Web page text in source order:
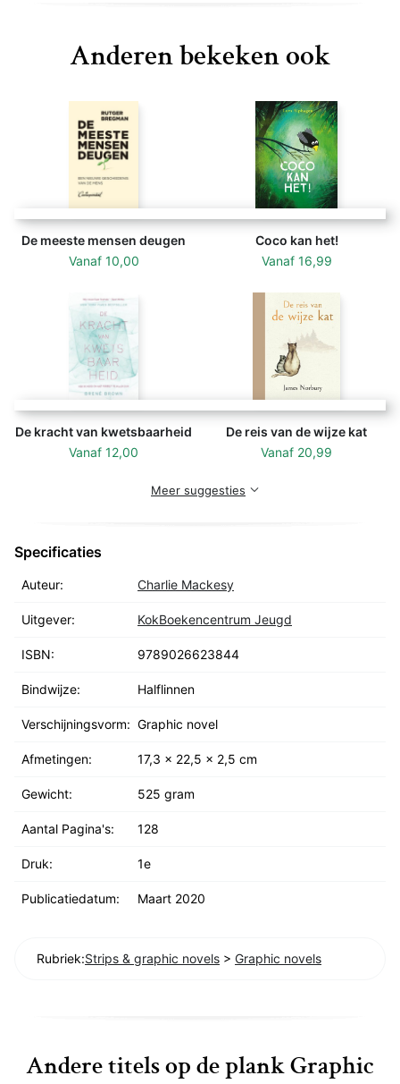
dichterbij komen. Een moderne klassieker, die je kijk
Anderen bekeken ook
De meeste mensen deugen
Vanaf 10,00
Coco kan het!
Vanaf 16,99
De kracht van kwetsbaarheid
Vanaf 12,00
De reis van de wijze kat
Vanaf 20,99
Meer suggesties
Specificaties
Auteur: Charlie Mackesy
Uitgever: KokBoekencentrum Jeugd
ISBN: 9789026623844
Bindwijze: Halflinnen
Verschijningsvorm: Graphic novel
Afmetingen: 17,3 x 22,5 x 2,5 cm
Gewicht: 525 gram
Aantal Pagina's: 128
Druk: 1e
Publicatiedatum: Maart 2020
Rubriek:Strips & graphic novels > Graphic novels
Andere titels op de plank Graphic